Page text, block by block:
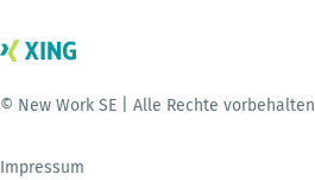
© New Work SE | Alle Rechte vorbehalten
Impressum